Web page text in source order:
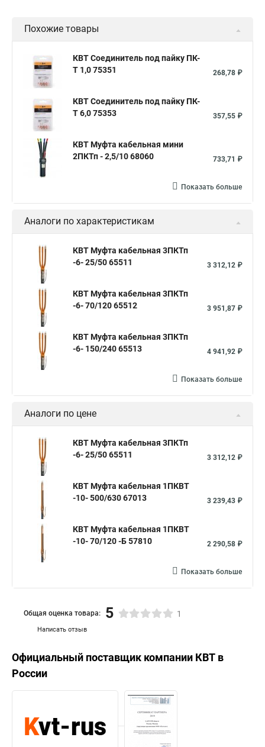
Похожие товары
КВТ Соединитель под пайку ПК-
Т 1,0 75351
268,78 ₽
КВТ Соединитель под пайку ПК-
Т 6,0 75353
357,55 ₽
КВТ Муфта кабельная мини
2ПКТп - 2,5/10 68060
733,71 ₽
Показать больше
Аналоги по характеристикам
КВТ Муфта кабельная 3ПКТп
-6- 25/50 65511
3 312,12 ₽
КВТ Муфта кабельная 3ПКТп
-6- 70/120 65512
3 951,87 ₽
КВТ Муфта кабельная 3ПКТп
-6- 150/240 65513
4 941,92 ₽
Показать больше
Аналоги по цене
КВТ Муфта кабельная 3ПКТп
-6- 25/50 65511
3 312,12 ₽
КВТ Муфта кабельная 1ПКВТ
-10- 500/630 67013
3 239,43 ₽
КВТ Муфта кабельная 1ПКВТ
-10- 70/120 -Б 57810
2 290,58 ₽
Показать больше
Написать отзыв
Общая оценка товара: 5 1
Официальный поставщик компании КВТ в
России